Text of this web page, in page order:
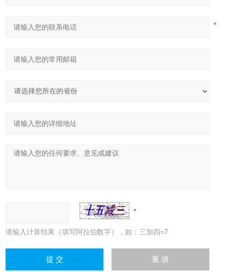
请输入计算结果（填写阿拉伯数字），如：三加四=7